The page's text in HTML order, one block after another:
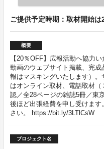
ご提供予定時期：取材開始
概要
【20％OFF】広報活動へ協力
動画のウェブサイト掲載、完
報はマスキングいたします）。
はオンライン取材、電話取材
認／全28ページの雑誌5冊／東
後ほど出張経費を申し受けま
さい。 https://bit.ly/3LTlCsW
プロジェクト名